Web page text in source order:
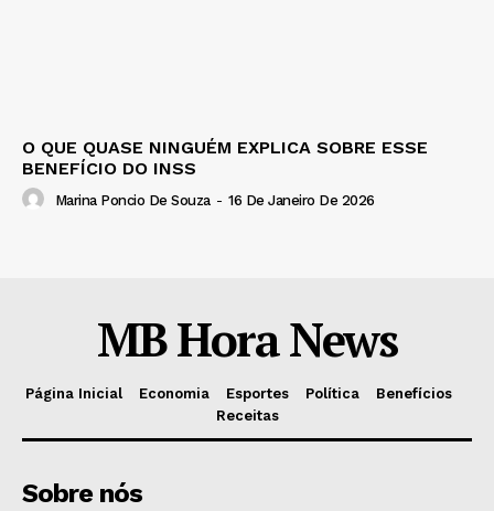
O QUE QUASE NINGUÉM EXPLICA SOBRE ESSE
BENEFÍCIO DO INSS
Marina Poncio De Souza - 16 De Janeiro De 2026
MB Hora News
Página Inicial Economia Esportes Política
Benefícios
Receitas
Sobre nós